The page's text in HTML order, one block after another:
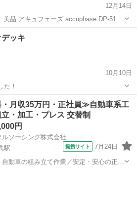
12月14日
ませ。 ※中古品の...
映像プレーヤー、レコーダー
ッキ
10月10日
！
映像プレーヤー、レコーダー
月収35万円・正社員≫自動車系工
・加工・プレス 交替制
円
ルソーシング株式会社
駅
提携サイト 7月24日
動車の組み立て作業／安定・安心の正社